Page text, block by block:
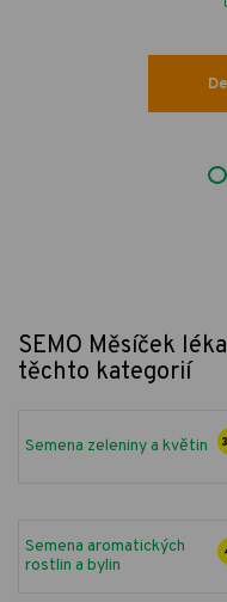
SEMO Měsíček
těchto kategorií
Semena zeleniny a květin
Semena aromatických
rostlin a bylin